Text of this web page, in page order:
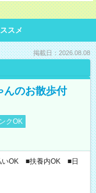
スメ
掲載日：2026.08.08
んのお散歩付
クOK
いOK ■扶養内OK ■日